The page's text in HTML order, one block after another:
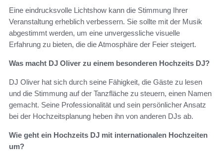
Eine eindrucksvolle Lichtshow kann die Stimmung Ihrer
Veranstaltung erheblich verbessern. Sie sollte mit der Musik
abgestimmt werden, um eine unvergessliche visuelle
Erfahrung zu bieten, die die Atmosphäre der Feier steigert.
Was macht DJ Oliver zu einem besonderen Hochzeits DJ?
DJ Oliver hat sich durch seine Fähigkeit, die Gäste zu lesen
und die Stimmung auf der Tanzfläche zu steuern, einen Namen
gemacht. Seine Professionalität und sein persönlicher Ansatz
bei der Hochzeitsplanung heben ihn von anderen DJs ab.
Wie geht ein Hochzeits DJ mit internationalen Hochzeiten
um?